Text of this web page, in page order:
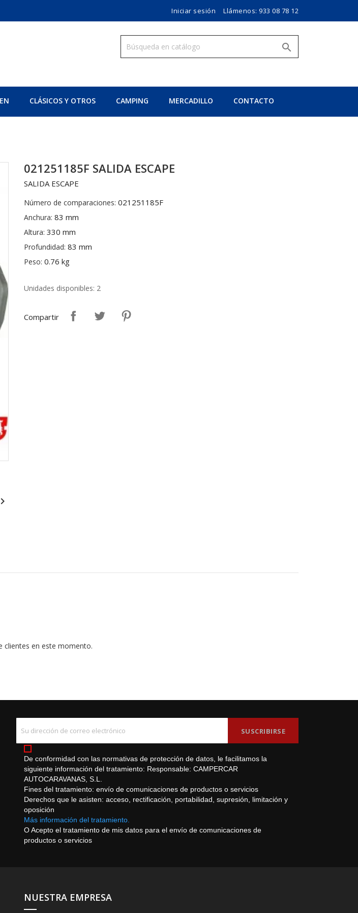
Iniciar sesión Llámenos: 933 08 78 12

CLÁSICOS Y OTROS CAMPING MERCADILLO CONTACTO

021251185F SALIDA ESCAPE
SALIDA ESCAPE
Número de comparaciones: 021251185F
Anchura: 83 mm
Altura: 330 mm
Profundidad: 83 mm
Peso: 0.76 kg
Unidades disponibles: 2
Compartir
clientes en este momento.
De conformidad con las normativas de protección de datos, le facilitamos la
siguiente información del tratamiento: Responsable: CAMPERCAR
AUTOCARAVANAS, S.L.
Fines del tratamiento: envío de comunicaciones de productos o servicios
Derechos que le asisten: acceso, rectificación, portabilidad, supresión, limitación y
oposición
Más información del tratamiento.
O Acepto el tratamiento de mis datos para el envío de comunicaciones de
productos o servicios
NUESTRA EMPRESA